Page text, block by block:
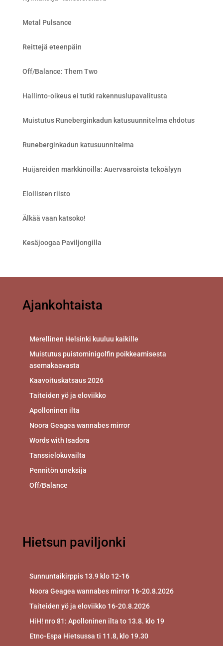
Metal Pulsance
Reittejä eteenpäin
Off/Balance: Them Two
Hallinto-oikeus ei tutki rakennuslupavalitusta
Muistutus Runeberginkadun katusuunnitelma ehdotus
Runeberginkadun katusuunnitelma
Huijareiden markkinoilla: Auervaaroista tekoälyyn
Elollisten riisto
Älkää vaan katsoko!
Kesäjoogaa Paviljongilla
Ajankohtaista
Merellinen Helsinki kuuluu kaikille
Muistutus puistominigolfin poikkeamisesta
asemakaavasta
Kaavoituskatsaus 2026
Taiteiden yö ja eloviikko
Apolloninen ilta
Noora Geagea wannabes mirror
Words with Isadora
Tanssielokuvailta
Pennitön uneksija
Off/Balance
Hietsun paviljonki
Sunnuntaikirppis 13.9 klo 12-16
Noora Geagea wannabes mirror 16-20.8.2026
Taiteiden yö ja eloviikko 16-20.8.2026
HiH! nro 81: Apolloninen ilta to 13.8. klo 19
Etno-Espa Hietsussa ti 11.8, klo 19.30